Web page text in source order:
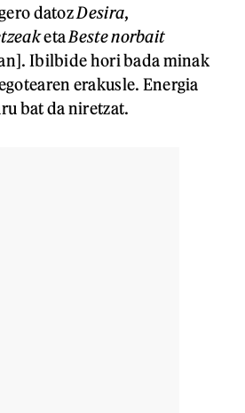
datozDesira,
etaBeste norbait
Ibilbide hori bada minak
erakusle. Energia
bat da niretzat.